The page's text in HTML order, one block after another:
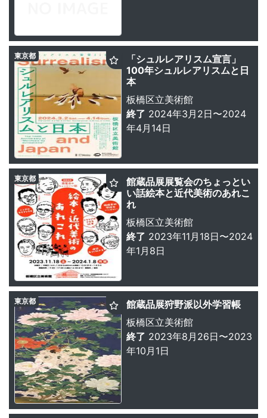
「シュルレアリスム宣言」
100年シュルレアリスムと日
本
板橋区立美術館
終了 2024年3月2日〜2024
年4月14日
東京都
館蔵品展展覧会のちょっとい
い話絵本と近代美術のあれこ
れ
板橋区立美術館
終了 2023年11月18日〜2024
年1月8日
東京都
館蔵品展狩野派以外学習帳
板橋区立美術館
終了 2023年8月26日〜2023
年10月1日
東京都